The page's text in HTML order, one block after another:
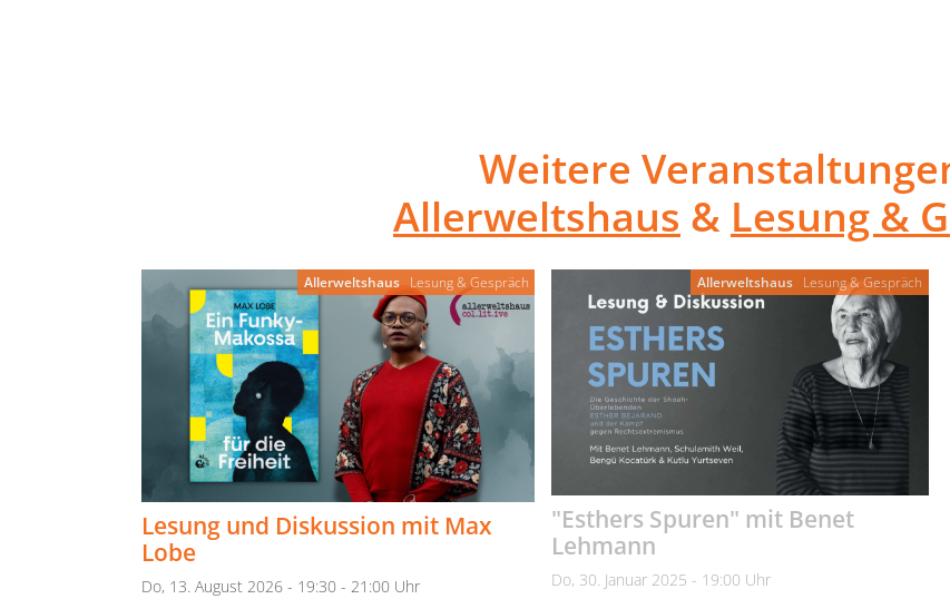
Weitere
Allerweltshaus & Lesung &
Allerweltshaus Lesung & Gespräch
Lesung und Diskussion mit Max
Lobe
Do, 13. August 2026 - 19:30 - 21:00 Uhr
Allerweltshaus Lesung & Gespräch
"Esthers Spuren" mit Benet
Lehmann
Do, 30. Januar 2025 - 19:00 Uhr